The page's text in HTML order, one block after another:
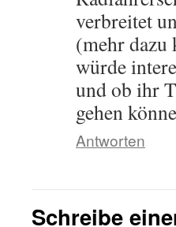
verbreitet
(mehr dazu
würde
und ob ihr
gehen
Antworten
Schreibe